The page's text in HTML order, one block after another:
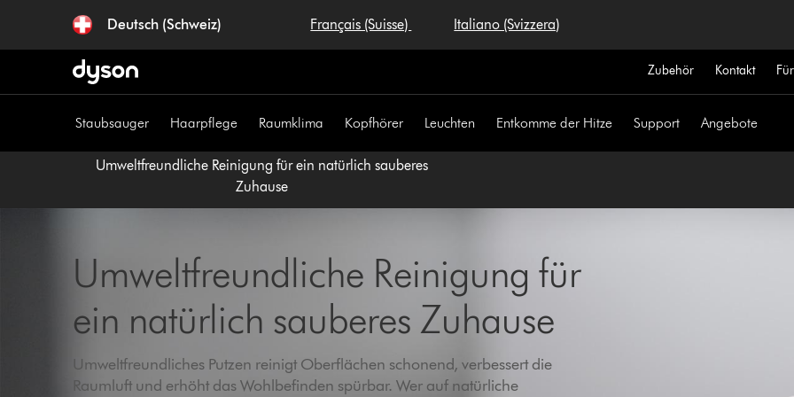
überspringen
Deutsch (Schweiz) Français (Suisse) Italiano (Svizzera)
Zubehör Kontakt
Staubsauger Haarpflege Raumklima Kopfhörer Leuchten Entkomme der Hitze Support Angebote
Umweltfreundliche Reinigung für ein natürlich sauberes
Zuhause
Umweltfreundliche Reinigung für
ein natürlich sauberes Zuhause
Umweltfreundliches Putzen reinigt Oberflächen schonend, verbessert die
Raumluft und erhöht das Wohlbefinden spürbar. Wer auf natürliche